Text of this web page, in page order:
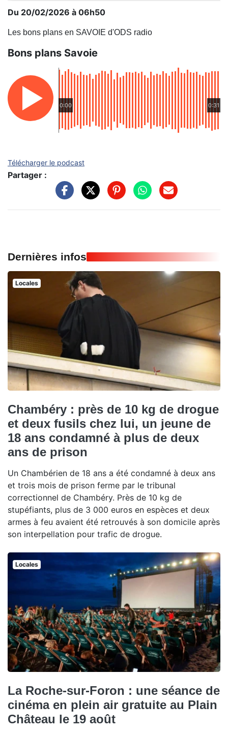
Du 20/02/2026 à 06h50
Les bons plans en SAVOIE d'ODS radio
Bons plans Savoie
0:00 0:31
Télécharger le podcast
Partager :
Dernières infos
Locales
Chambéry : près de 10 kg de drogue
et deux fusils chez lui, un jeune de
18 ans condamné à plus de deux
ans de prison
Un Chambérien de 18 ans a été condamné à deux ans
et trois mois de prison ferme par le tribunal
correctionnel de Chambéry. Près de 10 kg de
stupéfiants, plus de 3 000 euros en espèces et deux
armes à feu avaient été retrouvés à son domicile après
son interpellation pour trafic de drogue.
Locales
La Roche-sur-Foron : une séance de
cinéma en plein air gratuite au Plain
Château le 19 août